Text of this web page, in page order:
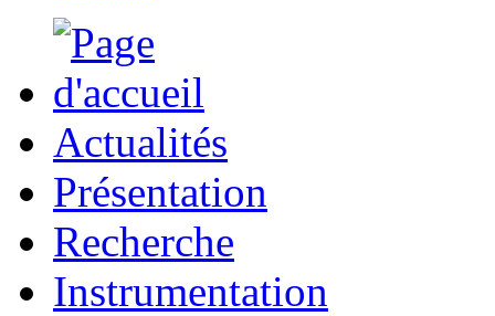
Actualités
Présentation
Recherche
Instrumentation